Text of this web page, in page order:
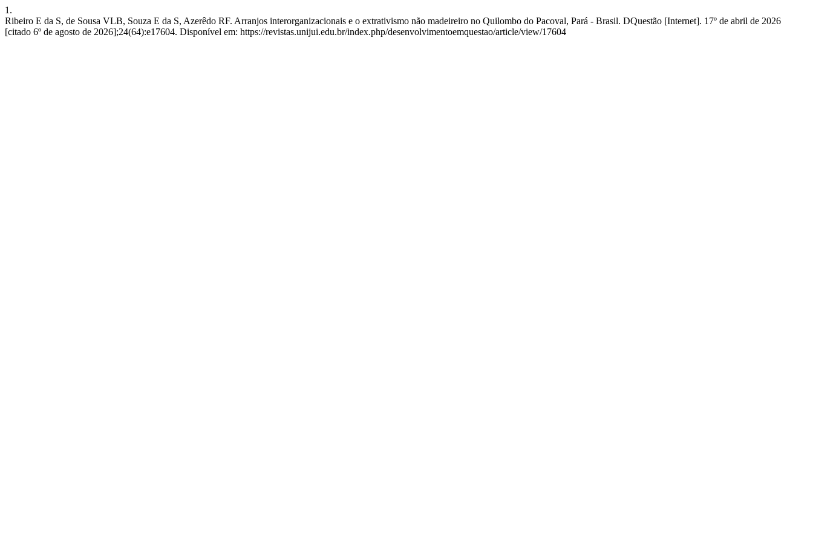
1.
Ribeiro E da S, de Sousa VLB, Souza E da S, Azerêdo RF. Arranjos interorganizacionais e o extrativismo não madeireiro no Quilombo do Pacoval, Pará - Brasil. DQuestão [Internet]. 17º de abril de 2026
[citado 6º de agosto de 2026];24(64):e17604. Disponível em: https://revistas.unijui.edu.br/index.php/desenvolvimentoemquestao/article/view/17604